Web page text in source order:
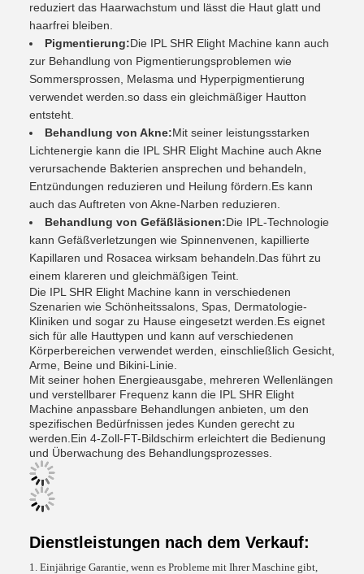
reduziert das Haarwachstum und lässt die Haut glatt und
haarfrei bleiben.
Pigmentierung:Die IPL SHR Elight Machine kann auch
zur Behandlung von Pigmentierungsproblemen wie
Sommersprossen, Melasma und Hyperpigmentierung
verwendet werden.so dass ein gleichmäßiger Hautton
entsteht.
Behandlung von Akne:Mit seiner leistungsstarken
Lichtenergie kann die IPL SHR Elight Machine auch Akne
verursachende Bakterien ansprechen und behandeln,
Entzündungen reduzieren und Heilung fördern.Es kann
auch das Auftreten von Akne-Narben reduzieren.
Behandlung von Gefäßläsionen:Die IPL-Technologie
kann Gefäßverletzungen wie Spinnenvenen, kapillierte
Kapillaren und Rosacea wirksam behandeln.Das führt zu
einem klareren und gleichmäßigen Teint.
Die IPL SHR Elight Machine kann in verschiedenen
Szenarien wie Schönheitssalons, Spas, Dermatologie-
Kliniken und sogar zu Hause eingesetzt werden.Es eignet
sich für alle Hauttypen und kann auf verschiedenen
Körperbereichen verwendet werden, einschließlich Gesicht,
Arme, Beine und Bikini-Linie.
Mit seiner hohen Energieausgabe, mehreren Wellenlängen
und verstellbarer Frequenz kann die IPL SHR Elight
Machine anpassbare Behandlungen anbieten, um den
spezifischen Bedürfnissen jedes Kunden gerecht zu
werden.Ein 4-Zoll-FT-Bildschirm erleichtert die Bedienung
und Überwachung des Behandlungsprozesses.
Dienstleistungen nach dem Verkauf:
1. Einjährige Garantie, wenn es Probleme mit Ihrer Maschine gibt,